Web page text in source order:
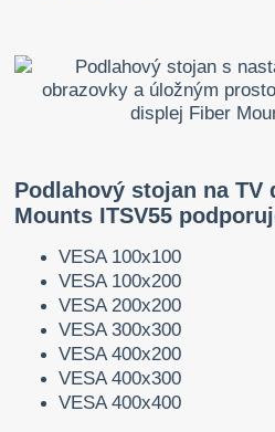
Podlahový stojan na TV
Mounts ITSV55
VESA 100x100
VESA 100x200
VESA 200x200
VESA 300x300
VESA 400x200
VESA 400x300
VESA 400x400